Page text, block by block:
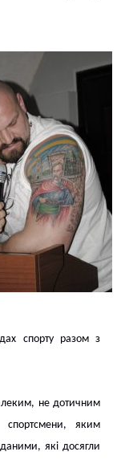
спорту разом з
не дотичним
яким
які досягли